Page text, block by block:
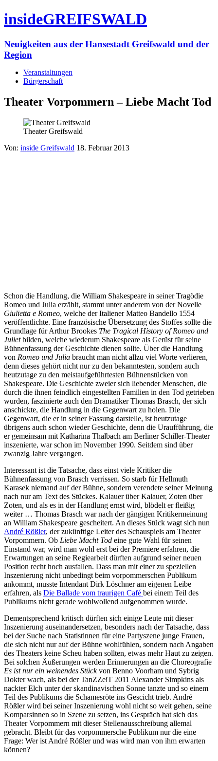
insideGREIFSWALD
Neuigkeiten aus der Hansestadt Greifswald und der
Region
Veranstaltungen
Bürgerschaft
Theater Vorpommern – Liebe Macht Tod
Theater Greifswald
Von: inside Greifswald 18. Februar 2013
Schon die Handlung, die William Shakespeare in seiner Tragödie
Romeo und Julia erzählt, stammt unter anderem von der Novelle
Giulietta e Romeo, welche der Italiener Matteo Bandello 1554
veröffentlichte. Eine französische Übersetzung des Stoffes sollte die
Grundlage für Arthur Brookes The Tragical History of Romeo and
Julietbilden, welche wiederum Shakespeare als Gerüst für seine
Bühnenfassung der Geschichte dienen sollte. Über die Handlung
von Romeo und Julia braucht man nicht allzu viel Worte verlieren,
denn dieses gehört nicht nur zu den bekanntesten, sondern auch
heutzutage zu den meistaufgeführtesten Bühnenstücken von
Shakespeare. Die Geschichte zweier sich liebender Menschen, die
durch die ihnen feindlich eingestellten Familien in den Tod getrieben
wurden, faszinierte auch den Dramatiker Thomas Brasch, der sich
anschickte, die Handlung in die Gegenwart zu holen. Die
Gegenwart, die er in seiner Fassung darstelle, ist heutzutage
übrigens auch schon wieder Geschichte, denn die Uraufführung, die
er gemeinsam mit Katharina Thalbach am Berliner Schiller-Theater
inszenierte, war schon im November 1990. Seitdem sind über
zwanzig Jahre vergangen.
Interessant ist die Tatsache, dass einst viele Kritiker die
Bühnenfassung von Brasch verrissen. So starb für Hellmuth
Karasek niemand auf der Bühne, sondern verendete seiner Meinung
nach nur am Text des Stückes. Kalauer über Kalauer, Zoten über
Zoten, und als es in der Handlung ernst wird, blödelt er fleißig
weiter … Thomas Brasch war nach der gängigen Kritikermeinung
an William Shakespeare gescheitert. An dieses Stück wagt sich nun
André Rößler, der zukünftige Leiter des Schauspiels am Theater
Vorpommern. Ob Liebe Macht Tod eine gute Wahl für seinen
Einstand war, wird man wohl erst bei der Premiere erfahren, die
Erwartungen an seine Regiearbeit dürften aufgrund seiner neuen
Position recht hoch ausfallen. Dass man mit einer zu speziellen
Inszenierung nicht unbedingt beim vorpommerschen Publikum
ankommt, musste Intendant Dirk Löschner am eigenen Leibe
erfahren, als Die Ballade vom traurigen Café bei einem Teil des
Publikums nicht gerade wohlwollend aufgenommen wurde.
Dementsprechend kritisch dürften sich einige Leute mit dieser
Inszenierung auseinandersetzen, besonders nach der Tatsache, dass
bei der Suche nach Statistinnen für eine Partyszene junge Frauen,
die sich nicht nur auf der Bühne wohlfühlen, sondern nach Angaben
des Theaters keine Scheu haben sollten, etwas mehr Haut zu zeigen.
Bei solchen Äußerungen werden Erinnerungen an die Choreografie
Es ist nur ein weinendes Stückvon Benno Voorham und Sybrig
Dokter wach, als bei der TanZZeiT 2011 Alexander Simpkins als
nackter Elch unter der skandinavischen Sonne tanzte und so einem
Teil des Publikums die Schamesröte ins Gescicht trieb. André
Rößler wird bei seiner Inszenierung wohl nicht so weit gehen, seine
Komparsinnen so in Szene zu setzen, ins Gespräch hat sich das
Theater Vorpommern mit dieser Stellenausschreibung allemal
gebracht. Bleibt für das vorpommersche Publikum nur die eine
Frage: Wer ist André Rößler und was wird man von ihm erwarten
können?